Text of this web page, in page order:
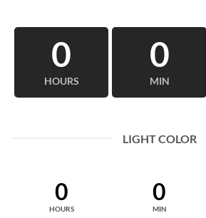
0
HOURS
0
MIN
LIGHT COLOR
0
HOURS
0
MIN